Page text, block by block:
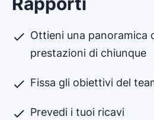
Ottieni una panoramica
prestazioni di chiunque
Fissa gli obiettivi del
Prevedi i tuoi ricavi